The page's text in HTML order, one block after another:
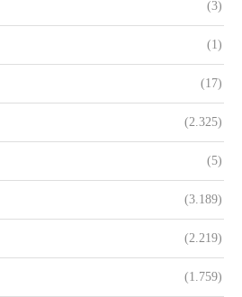
(3)
(1)
(17)
(2.325)
(5)
(3.189)
(2.219)
(1.759)